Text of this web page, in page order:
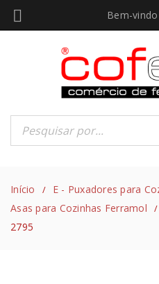
Bem-
Início / E - Puxadores para
Asas para Cozinhas Ferramol /
2795